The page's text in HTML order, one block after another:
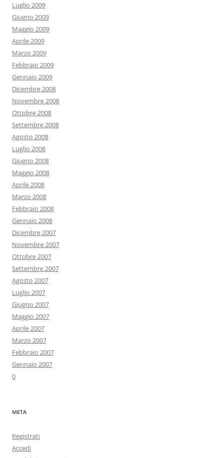
Luglio 2009
Giugno 2009
Maggio 2009
Aprile 2009
Marzo 2009
Febbraio 2009
Gennaio 2009
Dicembre 2008
Novembre 2008
Ottobre 2008
Settembre 2008
Agosto 2008
Luglio 2008
Giugno 2008
Maggio 2008
Aprile 2008
Marzo 2008
Febbraio 2008
Gennaio 2008
Dicembre 2007
Novembre 2007
Ottobre 2007
Settembre 2007
Agosto 2007
Luglio 2007
Giugno 2007
Maggio 2007
Aprile 2007
Marzo 2007
Febbraio 2007
Gennaio 2007
0
META
Registrati
Accedi